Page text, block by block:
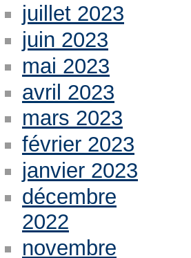
juillet 2023
juin 2023
mai 2023
avril 2023
mars 2023
février 2023
janvier 2023
décembre
2022
novembre